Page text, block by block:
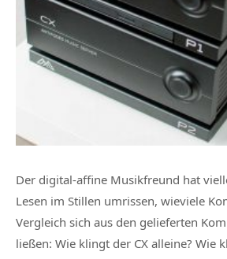
Der digital-affine Musikfreund hat
Lesen im Stillen umrissen, wieviele
Vergleich sich aus den gelieferten
ließen: Wie klingt der CX alleine? Wie